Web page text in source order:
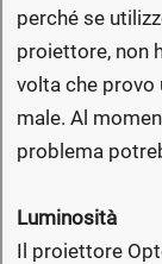
perché se
proiettore, non
volta che provo
male. Al
problema
Luminosità
Il proiettore